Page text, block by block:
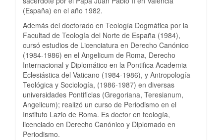
(España) en el año 1982.
Además del doctorado en Teología Dogmática por la
Facultad de Teología del Norte de España (1984),
cursó estudios de Licenciatura en Derecho Canónico
(1984-1986) en el Angelicum de Roma, Derecho
Internacional y Diplomático en la Pontifica Academia
Eclesiástica del Vaticano (1984-1986), y Antropología
Teológica y Sociología, (1986-1987) en diversas
universidades Pontificias (Gregoriana, Teresianum,
Angelicum); realizó un curso de Periodismo en el
Instituto Lazio de Roma. Es doctor en teología,
licenciado en Derecho Canónico y Diplomado en
Periodismo.